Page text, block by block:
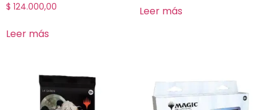
$ 124.000,00
Leer más
Leer más